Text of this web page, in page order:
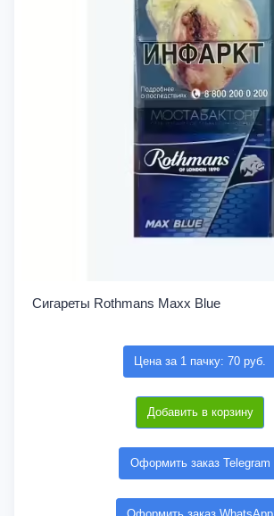
Сигареты Rothmans Maxx Blue
Цена за 1 пачку: 70 руб.
Добавить в корзину
Оформить заказ Telegram